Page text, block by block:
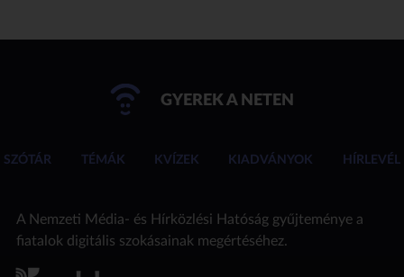
GYEREK A NETEN
SZÓTÁR TÉMÁK KVÍZEK KIADVÁNYOK HÍRLEVÉL
A Nemzeti Média- és Hírközlési Hatóság gyűjteménye a
fiatalok digitális szokásainak megértéséhez.